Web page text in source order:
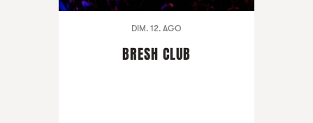
DIM. 12. AGO
BRESH CLUB